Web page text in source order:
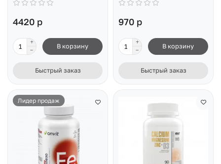
4420 р
В корзину
Быстрый заказ
970 р
В корзину
Быстрый заказ
Лидер продаж